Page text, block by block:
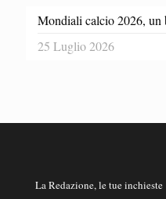
Mondiali calcio 2026, un
25 Luglio 2026
La Redazione, le tue inchieste